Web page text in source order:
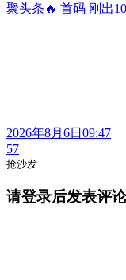
聚头条🔥 首码 刚出
2026年8月6日09:47
57
抢沙发
请登录后发表评论